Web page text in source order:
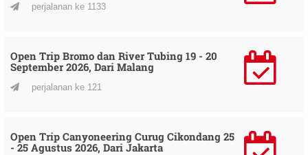
perjalanan ke 1133
Open Trip Bromo dan River Tubing 19 - 20
September 2026, Dari Malang
perjalanan ke 121
Open Trip Canyoneering Curug Cikondang 25
- 25 Agustus 2026, Dari Jakarta